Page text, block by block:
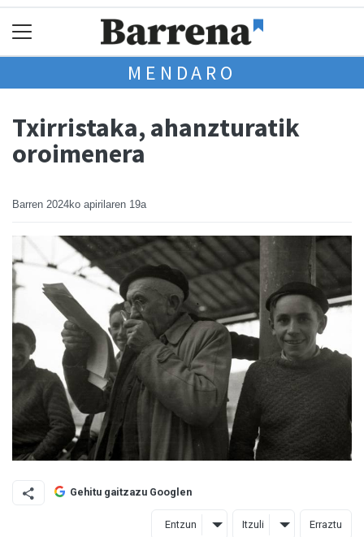
MENDARO
Txirristaka, ahanzturatik
oroimenera
Barren 2024ko apirilaren 19a
Gehitu gaitzazu Googlen
Entzun Itzuli Erraztu